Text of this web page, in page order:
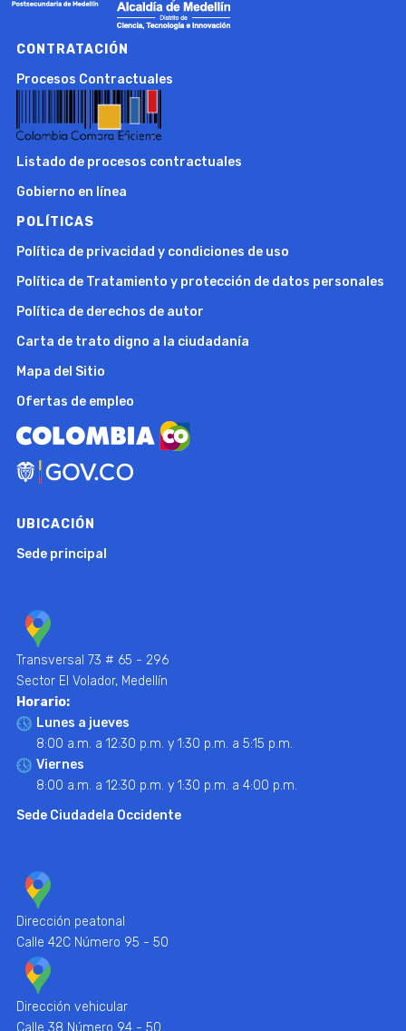
CONTRATACIÓN
Procesos Contractuales
Listado de procesos contractuales
Gobierno en línea
POLÍTICAS
Política de privacidad y condiciones de uso
Política de Tratamiento y protección de datos personales
Política de derechos de autor
Carta de trato digno a la ciudadanía
Mapa del Sitio
Ofertas de empleo
UBICACIÓN
Sede principal
Transversal 73 # 65 - 296
Sector El Volador, Medellín
Horario:
Lunes a jueves
8:00 a.m. a 12:30 p.m. y 1:30 p.m. a 5:15 p.m.
Viernes
8:00 a.m. a 12:30 p.m. y 1:30 p.m. a 4:00 p.m.
Sede Ciudadela Occidente
Dirección peatonal
Calle 42C Número 95 - 50
Dirección vehicular
Calle 38 Número 94 - 50